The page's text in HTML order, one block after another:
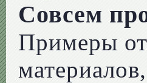
Совсем
Примеры